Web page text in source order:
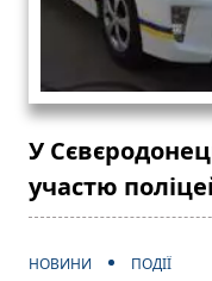
У
участю
НОВИНИ
ПОДІЇ